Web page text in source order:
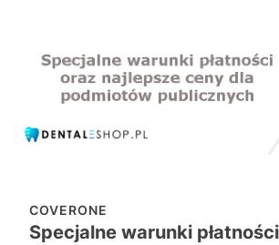
COVERONE
Specjalne warunki